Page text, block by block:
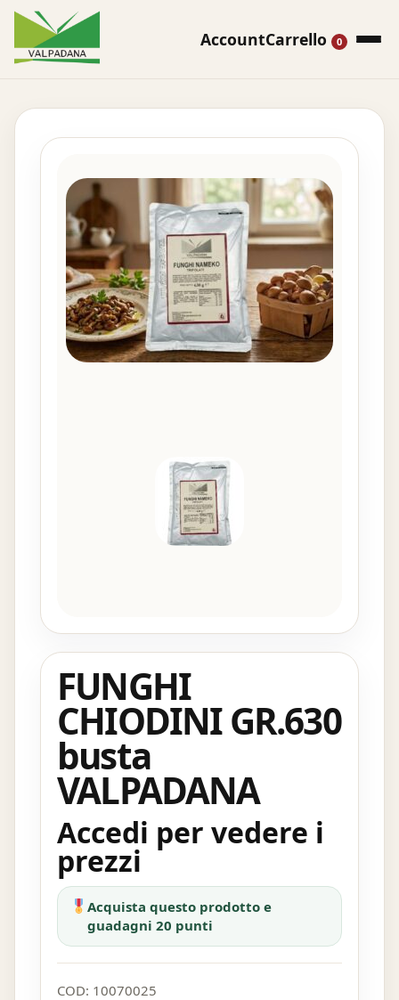
AccountCarrello 0
FUNGHI
CHIODINI GR.630
busta
VALPADANA
Accedi per vedere i
prezzi
Acquista questo prodotto e
guadagni 20 punti
COD: 10070025